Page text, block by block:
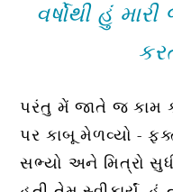
વર્ષોથી હું
પરંતુ મેં જાતે જ કામ
પર કાબૂ મેળવ્યો -
સભ્યો અને મિત્રો